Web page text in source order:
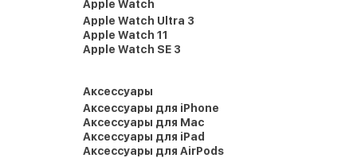
Apple Watch
Apple Watch Ultra 3
Apple Watch 11
Apple Watch SE 3
Аксессуары
Аксессуары для iPhone
Аксессуары для Mac
Аксессуары для iPad
Аксессуары для AirPods